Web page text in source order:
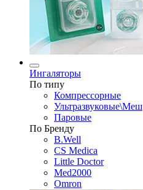
Ингаляторы
По типу
Компрессорные
Ультразвуковые\Меш
Паровые
По Бренду
B.Well
CS Medica
Little Doctor
Med2000
Omron